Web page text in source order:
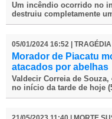
Um incêndio ocorrido no
destruiu completamente
05/01/2024 16:52 | TRAGÉDIA
Morador de Piacatu
atacados por abelhas
Valdecir Correia de
no início da tarde de hoje